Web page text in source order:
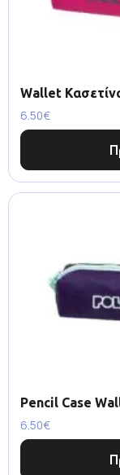
Wallet
6.50€
Pencil Case
6.50€